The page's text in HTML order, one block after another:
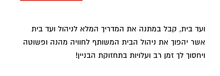
ועד בית, קבל במתנה את המדריך המלא לניהול ועד בית
אשר יהפוך את ניהול הבית המשותף לחוויה מהנה ופשוטה
ויחסוך לך זמן רב ועלויות בתחזוקת הבניין!